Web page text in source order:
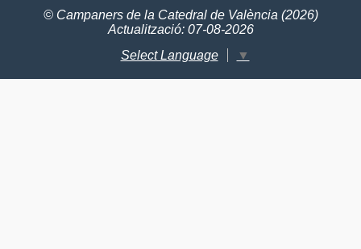
© Campaners de la Catedral de València (2026)
Actualització: 07-08-2026
Select Language
▼